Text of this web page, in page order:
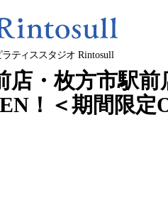
ラティススタジオRintosull
店・枚方市駅
！＜期間限定